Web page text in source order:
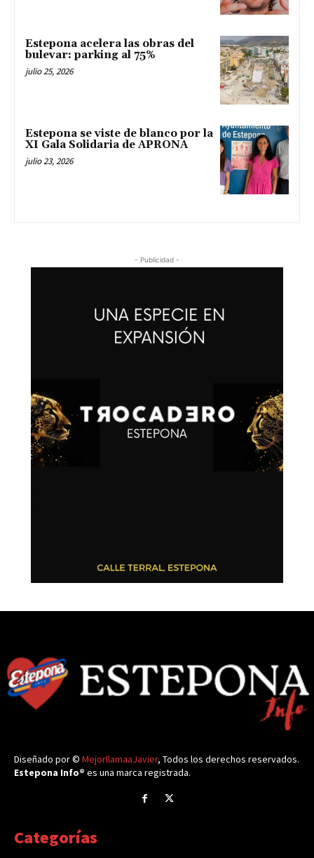
Estepona acelera las obras del
bulevar: parking al 75%
julio 25, 2026
Estepona se viste de blanco por la
XI Gala Solidaria de APRONA
julio 23, 2026
- Publicidad -
Diseñado por © MejorllamaaJavier, Todos los derechos reservados.
Estepona Info® es una marca registrada.
Categorías